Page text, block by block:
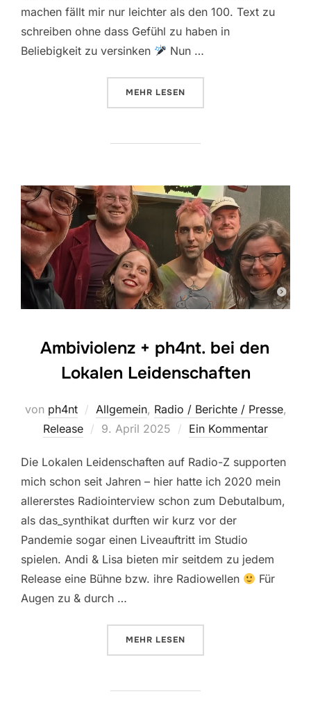
machen fällt mir nur leichter als den 100. Text zu
schreiben ohne dass Gefühl zu haben in
Beliebigkeit zu versinken
Nun …
MEHR ÜBER „WIE PH4NT. SONGS
LESEN
Ambiviolenz + ph4nt. bei den
Lokalen Leidenschaften
von ph4nt Allgemein, Radio / Berichte / Presse,
Release
Veröffentlicht
9. April 2025 Ein Kommentar
Die Lokalen Leidenschaften auf Radio-Z supporten
mich schon seit Jahren – hier hatte ich 2020 mein
allererstes Radiointerview schon zum Debutalbum,
als das_synthikat durften wir kurz vor der
Pandemie sogar einen Liveauftritt im Studio
spielen. Andi & Lisa bieten mir seitdem zu jedem
Release eine Bühne bzw. ihre Radiowellen
Für
Augen zu & durch …
MEHR ÜBER „AMBIVIOLENZ + PH4NT.
LESEN